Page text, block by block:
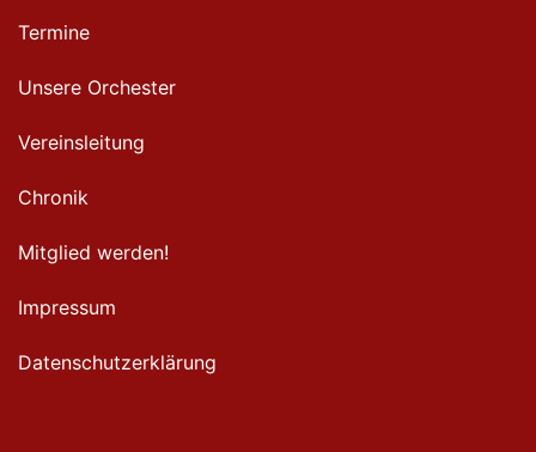
Termine
Unsere Orchester
Vereinsleitung
Chronik
Mitglied werden!
Impressum
Datenschutzerklärung